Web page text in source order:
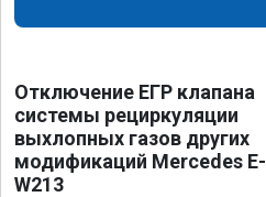
Отключение ЕГР клапана
системы рециркуляции
выхлопных газов других
модификаций Mercedes
W213